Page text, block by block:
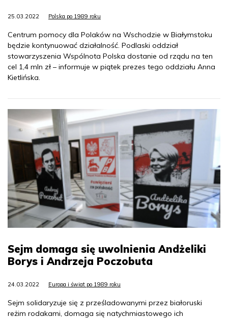
25.03.2022 Polska po 1989 roku
Centrum pomocy dla Polaków na Wschodzie w Białymstoku
będzie kontynuować działalność. Podlaski oddział
stowarzyszenia Wspólnota Polska dostanie od rządu na ten
cel 1,4 mln zł – informuje w piątek prezes tego oddziału Anna
Kietlińska.
Sejm domaga się uwolnienia Andżeliki
Borys i Andrzeja Poczobuta
24.03.2022 Europa i świat po 1989 roku
Sejm solidaryzuje się z prześladowanymi przez białoruski
reżim rodakami, domaga się natychmiastowego ich